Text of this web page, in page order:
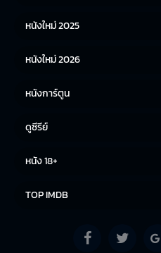
หนังญี่ปุ่น
หนังใหม่ 2025
หนังใหม่ 2026
หนังการ์ตูน
ดูซีรีย์
หนัง 18+
TOP IMDB